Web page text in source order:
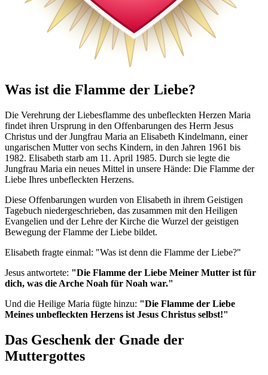
Was ist die Flamme der Liebe?
Die Verehrung der Liebesflamme des unbefleckten Herzen Maria
findet ihren Ursprung in den Offenbarungen des Herrn Jesus
Christus und der Jungfrau Maria an Elisabeth Kindelmann, einer
ungarischen Mutter von sechs Kindern, in den Jahren 1961 bis
1982. Elisabeth starb am 11. April 1985. Durch sie legte die
Jungfrau Maria ein neues Mittel in unsere Hände: Die Flamme der
Liebe Ihres unbefleckten Herzens.
Diese Offenbarungen wurden von Elisabeth in ihrem Geistigen
Tagebuch niedergeschrieben, das zusammen mit den Heiligen
Evangelien und der Lehre der Kirche die Wurzel der geistigen
Bewegung der Flamme der Liebe bildet.
Elisabeth fragte einmal: "Was ist denn die Flamme der Liebe?"
Jesus antwortete: "Die Flamme der Liebe Meiner Mutter ist für
dich, was die Arche Noah für Noah war."
Und die Heilige Maria fügte hinzu: "Die Flamme der Liebe
Meines unbefleckten Herzens ist Jesus Christus selbst!"
Das Geschenk der Gnade der
Muttergottes